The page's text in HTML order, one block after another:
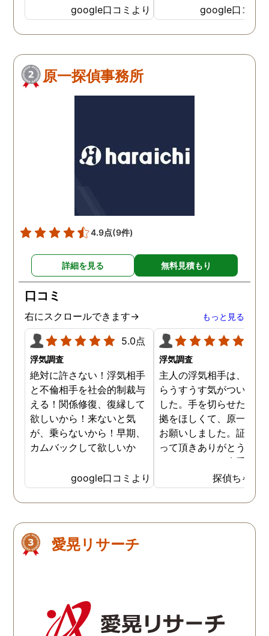
す。はじめからこちらにす
ればよかったです😢 …
google口コミより google口コミ
原一探偵事務所
4.9点(9件)
詳細を見る 無料見積もり
口コミ
右にスクロールできます→ もっと見る
5.0点
浮気調査
絶対に許さない！浮気相手
と不倫相手を社会的制裁与
える！関係修復、復縁して
欲しいから！来ないと気
が、乗らないから！早期、
カムバックして欲しいか
google口コミより
浮気調査
主人の浮気相手は、以前
らうすうす気がついてい
した。手を切らせたくて
拠をほしくて、原一さん
お願いしました。証拠を
って頂きありがとうござ
ました。やはり大手の会
は違いますね。探偵ちゃん
愛晃リサーチ